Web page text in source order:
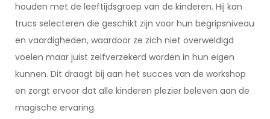
houden met de leeftijdsgroep van de kinderen. Hij kan
trucs selecteren die geschikt zijn voor hun begripsniveau
en vaardigheden, waardoor ze zich niet overweldigd
voelen maar juist zelfverzekerd worden in hun eigen
kunnen. Dit draagt bij aan het succes van de workshop
en zorgt ervoor dat alle kinderen plezier beleven aan de
magische ervaring.